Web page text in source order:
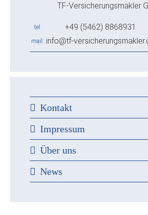
TF-Versicherungsmakler
tel +49 (5462) 8868931
mail info@tf-
Kontakt
Impressum
Über uns
News